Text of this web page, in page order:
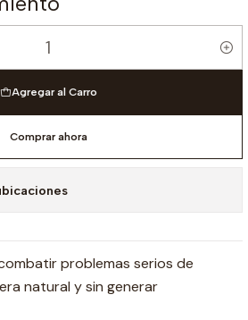
Agregar al Carro
Comprar ahora
problemas serios de
natural y sin generar